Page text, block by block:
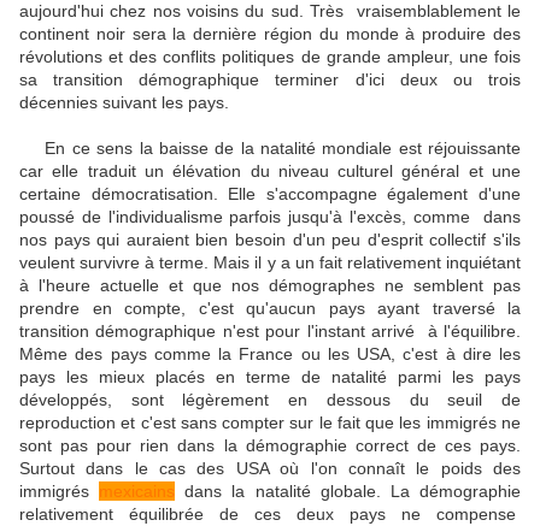
aujourd'hui chez nos voisins du sud. Très vraisemblablement le
continent noir sera la dernière région du monde à produire des
révolutions et des conflits politiques de grande ampleur, une fois
sa transition démographique terminer d'ici deux ou trois
décennies suivant les pays.
En ce sens la baisse de la natalité mondiale est réjouissante
car elle traduit un élévation du niveau culturel général et une
certaine démocratisation. Elle s'accompagne également d'une
poussé de l'individualisme parfois jusqu'à l'excès, comme dans
nos pays qui auraient bien besoin d'un peu d'esprit collectif s'ils
veulent survivre à terme. Mais il y a un fait relativement inquiétant
à l'heure actuelle et que nos démographes ne semblent pas
prendre en compte, c'est qu'aucun pays ayant traversé la
transition démographique n'est pour l'instant arrivé à l'équilibre.
Même des pays comme la France ou les USA, c'est à dire les
pays les mieux placés en terme de natalité parmi les pays
développés, sont légèrement en dessous du seuil de
reproduction et c'est sans compter sur le fait que les immigrés ne
sont pas pour rien dans la démographie correct de ces pays.
Surtout dans le cas des USA où l'on connaît le poids des
immigrés mexicains dans la natalité globale. La démographie
relativement équilibrée de ces deux pays ne compense